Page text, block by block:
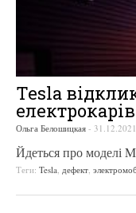
Tesla
Ольга Белошицкая -
Йдеться про моделі
Теги: Tesla, дефект,